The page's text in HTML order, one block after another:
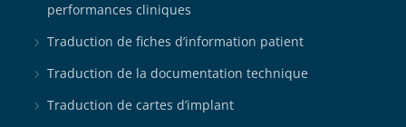
performances cliniques
Traduction de fiches d’information patient
Traduction de la documentation technique
Traduction de cartes d’implant